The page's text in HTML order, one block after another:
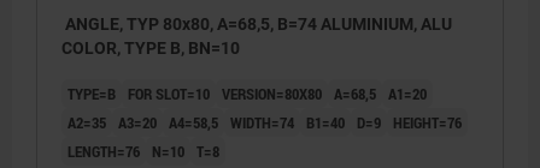
ANGLE, TYP 80x80, A=68,5, B=74 ALUMINIUM, ALU
COLOR, TYPE B, BN=10
TYPE=B FOR SLOT=10 VERSION=80X80 A=68,5 A1=20
A2=35 A3=20 A4=58,5 WIDTH=74 B1=40 D=9
HEIGHT=76
LENGTH=76
N=10 T=8